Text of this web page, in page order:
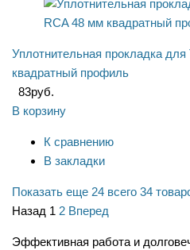
Уплотнительная прокладка
квадратный профиль
83руб.
В корзину
К сравнению
В закладки
Показать еще 24 всего 34
Назад 1 2 Вперед
Эффективная работа и